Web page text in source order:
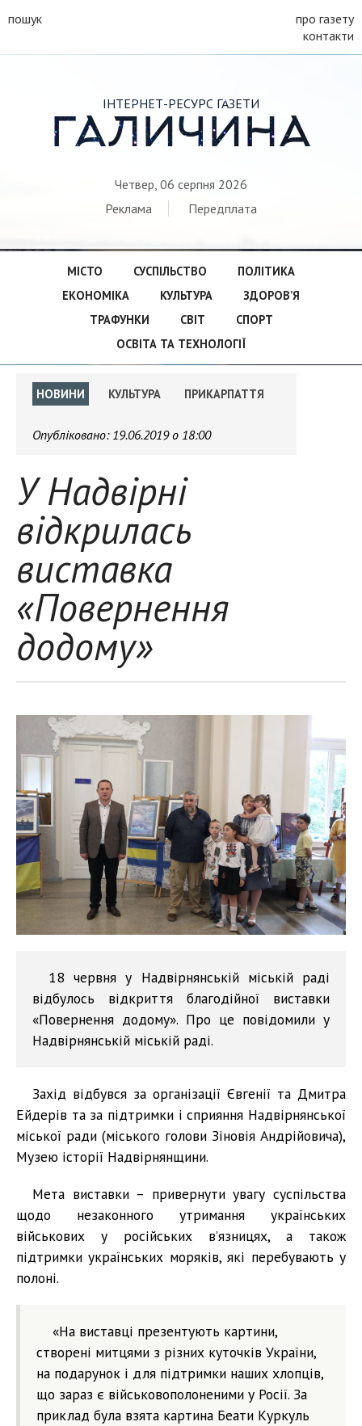
пошук
про газету
контакти
ІНТЕРНЕТ-РЕСУРС ГАЗЕТИ
ГАЛИЧИНА
Четвер, 06 серпня 2026
Реклама
Передплата
МІСТО СУСПІЛЬСТВО
ПОЛІТИКА
ЕКОНОМІКА
КУЛЬТУРА
ЗДОРОВ’Я
ТРАФУНКИ
СВІТ
СПОРТ
ОСВІТА ТА ТЕХНОЛОГІЇ
НОВИНИ КУЛЬТУРА ПРИКАРПАТТЯ
Опубліковано: 19.06.2019 о 18:00
У Надвірні
відкрилась
виставка
«Повернення
додому»
18 червня у Надвірнянській міській раді
відбулось відкриття благодійної виставки
«Повернення додому». Про це повідомили у
Надвірнянській міській раді.
Захід відбувся за організації Євгенії та Дмитра
Ейдерів та за підтримки і сприяння Надвірнянської
міської ради (міського голови Зіновія Андрійовича),
Музею історії Надвірнянщини.
Мета виставки – привернути увагу суспільства
щодо незаконного утримання українських
військових у російських в’язницях, а також
підтримки українських моряків, які перебувають у
полоні.
«На виставці презентують картини,
створені митцями з різних куточків України,
на подарунок і для підтримки наших хлопців,
що зараз є військовополоненими у Росії. За
приклад була взята картина Беати Куркуль